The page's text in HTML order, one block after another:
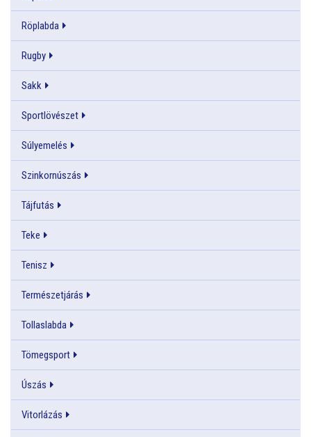
Röplabda
Rugby
Sakk
Sportlövészet
Súlyemelés
Szinkornúszás
Tájfutás
Teke
Tenisz
Természetjárás
Tollaslabda
Tömegsport
Úszás
Vitorlázás